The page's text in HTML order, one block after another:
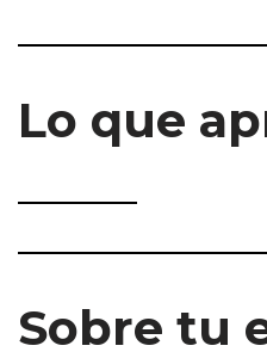
Lo que
Sobre tu